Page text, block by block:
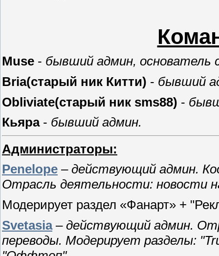
Muse - бывший админ, основатель
Bria(старый ник Китти) - бывший
Obliviate(старый ник sms88) -
Кьяра- бывший админ.
Администраторы:
Penelope – действующий админ.
Отрасль деятельности: новости
Модерирует раздел «Фанарт» +
Svetasia– действующий админ.
переводы. Модерирует разделы: